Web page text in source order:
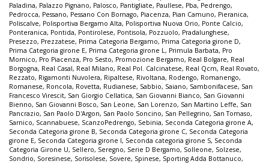
Paladina, Palazzo Pignano, Palosco, Pantigliate, Paullese, Pba, Pedrengo,
Pedrocca, Pessano, Pessano Con Bornago, Piacenza, Pian Camuno, Pieranica,
Poliscalve, Polisportiva Bergamo Alta, Polisportiva Nuova Orio, Ponte Calcio,
Ponteranica, Pontida, Pontirolese, Pontisola, Pozzuolo, Pradalunghese,
Presezzo, Prezzatese, Prima Categoria Bergamo, Prima Categoria girone D,
Prima Categoria girone E, Prima Categoria girone L, Primula Barbata, Pro
Mornico, Pro Piacenza, Pro Sesto, Promozione Bergamo, Real Bolgare, Real
Borgogna, Real Casal, Real Milano, Real Pol. Calcinatese, Real Qcm, Real Rovato,
Rezzato, Rigamonti Nuvolera, Ripaltese, Rivoltana, Rodengo, Romanengo,
Romanese, Roncola, Rovetta, Rudianese, Sabbio, Saiano, Sambonifacese, San
Francesco Virescit, San Giorgio Cellatica, San Giovanni Bianco, San Giovanni
Bienno, San Giovanni Bosco, San Leone, San Lorenzo, San Martino Leffe, San
Pancrazio, San Paolo D'Argon, San Paolo Soncino, San Pellegrino, San Tomaso,
Sarnico, Scannabuese, ScanzoPedrengo, Sebinia, Seconda Categoria girone A,
Seconda Categoria girone B, Seconda Categoria girone C, Seconda Categoria
girone E, Seconda Categoria girone I, Seconda categoria girone S, Seconda
Categoria Girone U, Sellero, Seregno, Serie D Bergamo, Solleone, Solzese,
Sondrio, Soresinese, Sorisolese, Sovere, Spinese, Sporting Adda Bottanuco,